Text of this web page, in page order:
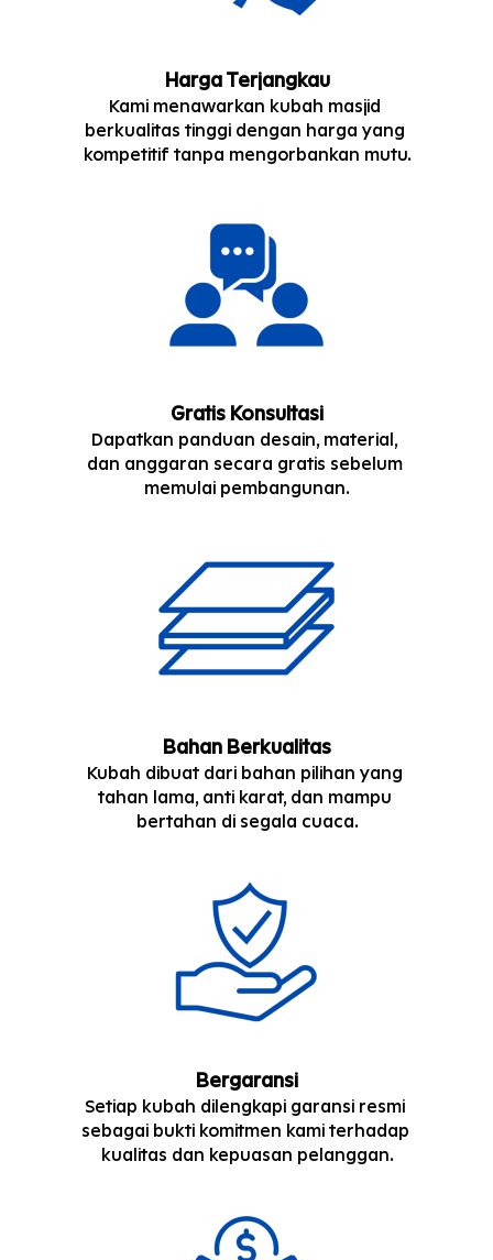
Harga Terjangkau
Kami menawarkan kubah masjid
berkualitas tinggi dengan harga yang
kompetitif tanpa mengorbankan mutu.
Gratis Konsultasi
Dapatkan panduan desain, material,
dan anggaran secara gratis sebelum
memulai pembangunan.
Bahan Berkualitas
Kubah dibuat dari bahan pilihan yang
tahan lama, anti karat, dan mampu
bertahan di segala cuaca.
Bergaransi
Setiap kubah dilengkapi garansi resmi
sebagai bukti komitmen kami terhadap
kualitas dan kepuasan pelanggan.